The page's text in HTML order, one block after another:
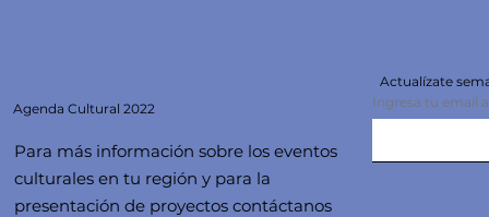
Agenda Cultural 2022
Para más información sobre los eventos
culturales en tu región y para la
presentación de proyectos contáctanos
Actualízate
Ingresa tu email